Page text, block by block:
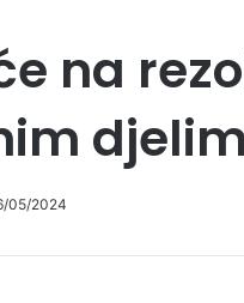
na
05/2024